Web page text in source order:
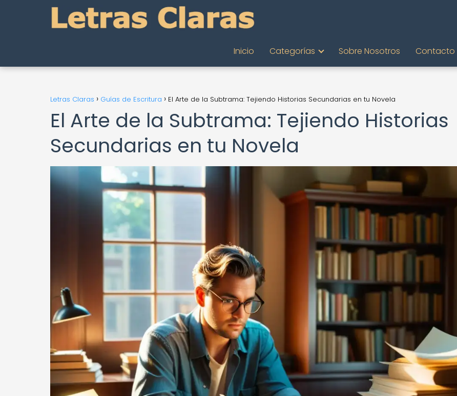
Inicio Categorías Sobre Nosotros Contacto
Letras Claras Guías de Escritura El Arte de la Subtrama: Tejiendo Historias Secundarias en tu Novela
El Arte de la Subtrama: Tejiendo Historias
Secundarias en tu Novela